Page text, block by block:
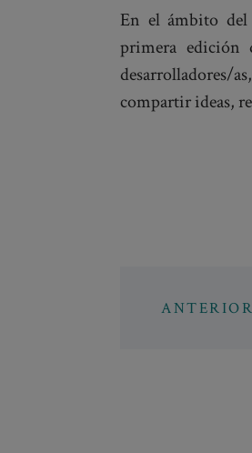
En el ámbito
primera edición
desarrolladores/
compartir ideas,
ANTERIOR